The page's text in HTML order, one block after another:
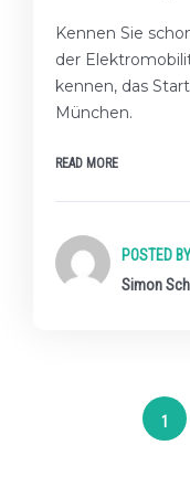
Kennen Sie
der
kennen, das
München.
READ MORE
POSTED BY
Simon
1